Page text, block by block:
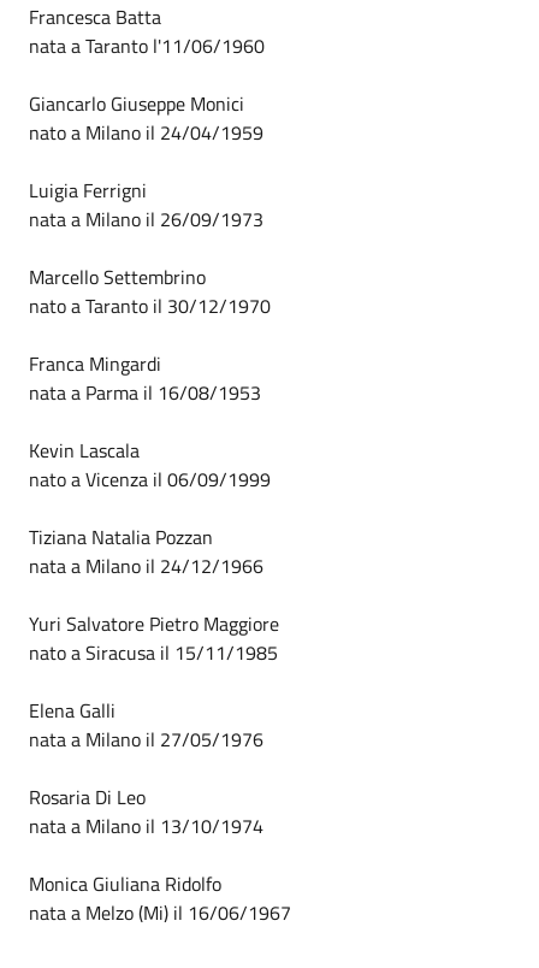
Francesca Batta
nata a Taranto l'11/06/1960
Giancarlo Giuseppe Monici
nato a Milano il 24/04/1959
Luigia Ferrigni
nata a Milano il 26/09/1973
Marcello Settembrino
nato a Taranto il 30/12/1970
Franca Mingardi
nata a Parma il 16/08/1953
Kevin Lascala
nato a Vicenza il 06/09/1999
Tiziana Natalia Pozzan
nata a Milano il 24/12/1966
Yuri Salvatore Pietro Maggiore
nato a Siracusa il 15/11/1985
Elena Galli
nata a Milano il 27/05/1976
Rosaria Di Leo
nata a Milano il 13/10/1974
Monica Giuliana Ridolfo
nata a Melzo (Mi) il 16/06/1967